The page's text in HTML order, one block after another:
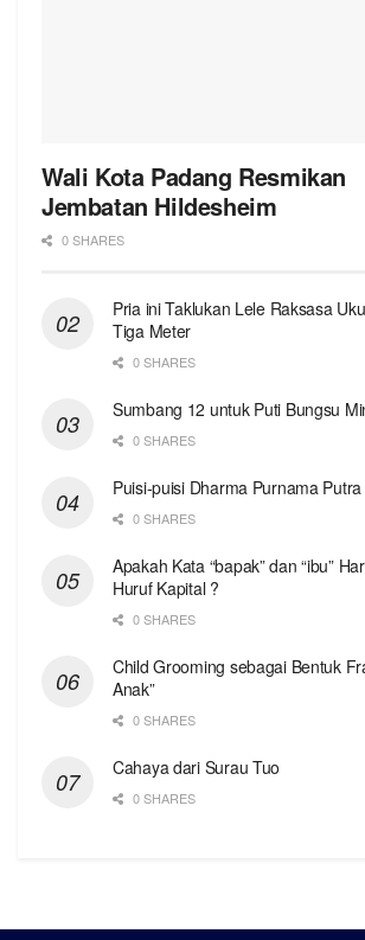
Wali Kota Padang Resmikan
Jembatan Hildesheim
0 SHARES
Pria ini Taklukan Lele Raksasa
Tiga Meter
0 SHARES
Sumbang 12 untuk Puti Bungsu
0 SHARES
Puisi-puisi Dharma Purnama Putra
0 SHARES
Apakah Kata “bapak” dan “ibu”
Huruf Kapital ?
0 SHARES
Child Grooming sebagai Bentuk
Anak”
0 SHARES
Cahaya dari Surau Tuo
0 SHARES